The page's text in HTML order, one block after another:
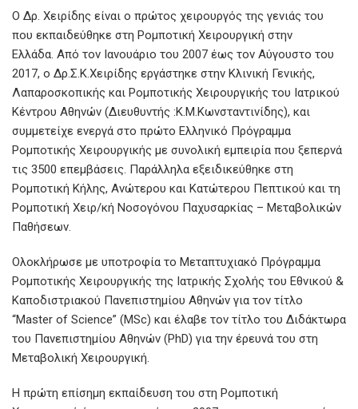
Ο Δρ. Χειρίδης είναι o πρώτος χειρουργός της γενιάς του
που εκπαιδεύθηκε στη Ρομποτική Χειρουργική στην
Ελλάδα. Από τον Ιανουάριο του 2007 έως τον Αύγουστο του
2017, ο Δρ.Σ.Κ.Χειρίδης εργάστηκε στην Κλινική Γενικής,
Λαπαροσκοπικής και Ρομποτικής Χειρουργικής του Ιατρικού
Κέντρου Αθηνών (Διευθυντής :Κ.Μ.Κωνσταντινίδης), και
συμμετείχε ενεργά στο πρώτο Ελληνικό Πρόγραμμα
Ρομποτικής Χειρουργικής με συνολική εμπειρία που ξεπερνά
τις 3500 επεμβάσεις. Παράλληλα εξειδικεύθηκε στη
Ρομποτική Κήλης, Ανώτερου και Κατώτερου Πεπτικού και τη
Ρομποτική Χειρ/κή Νοσογόνου Παχυσαρκίας – Μεταβολικών
Παθήσεων.
Ολοκλήρωσε με υποτροφία το Μεταπτυχιακό Πρόγραμμα
Ρομποτικής Χειρουργικής της Ιατρικής Σχολής του Εθνικού &
Καποδιστριακού Πανεπιστημίου Αθηνών για τον τίτλο
“Master of Science” (MSc) και έλαβε τον τίτλο του Διδάκτωρα
του Πανεπιστημίου Αθηνών (PhD) για την έρευνά του στη
Μεταβολική Χειρουργική.
Η πρώτη επίσημη εκπαίδευση του στη Ρομποτική